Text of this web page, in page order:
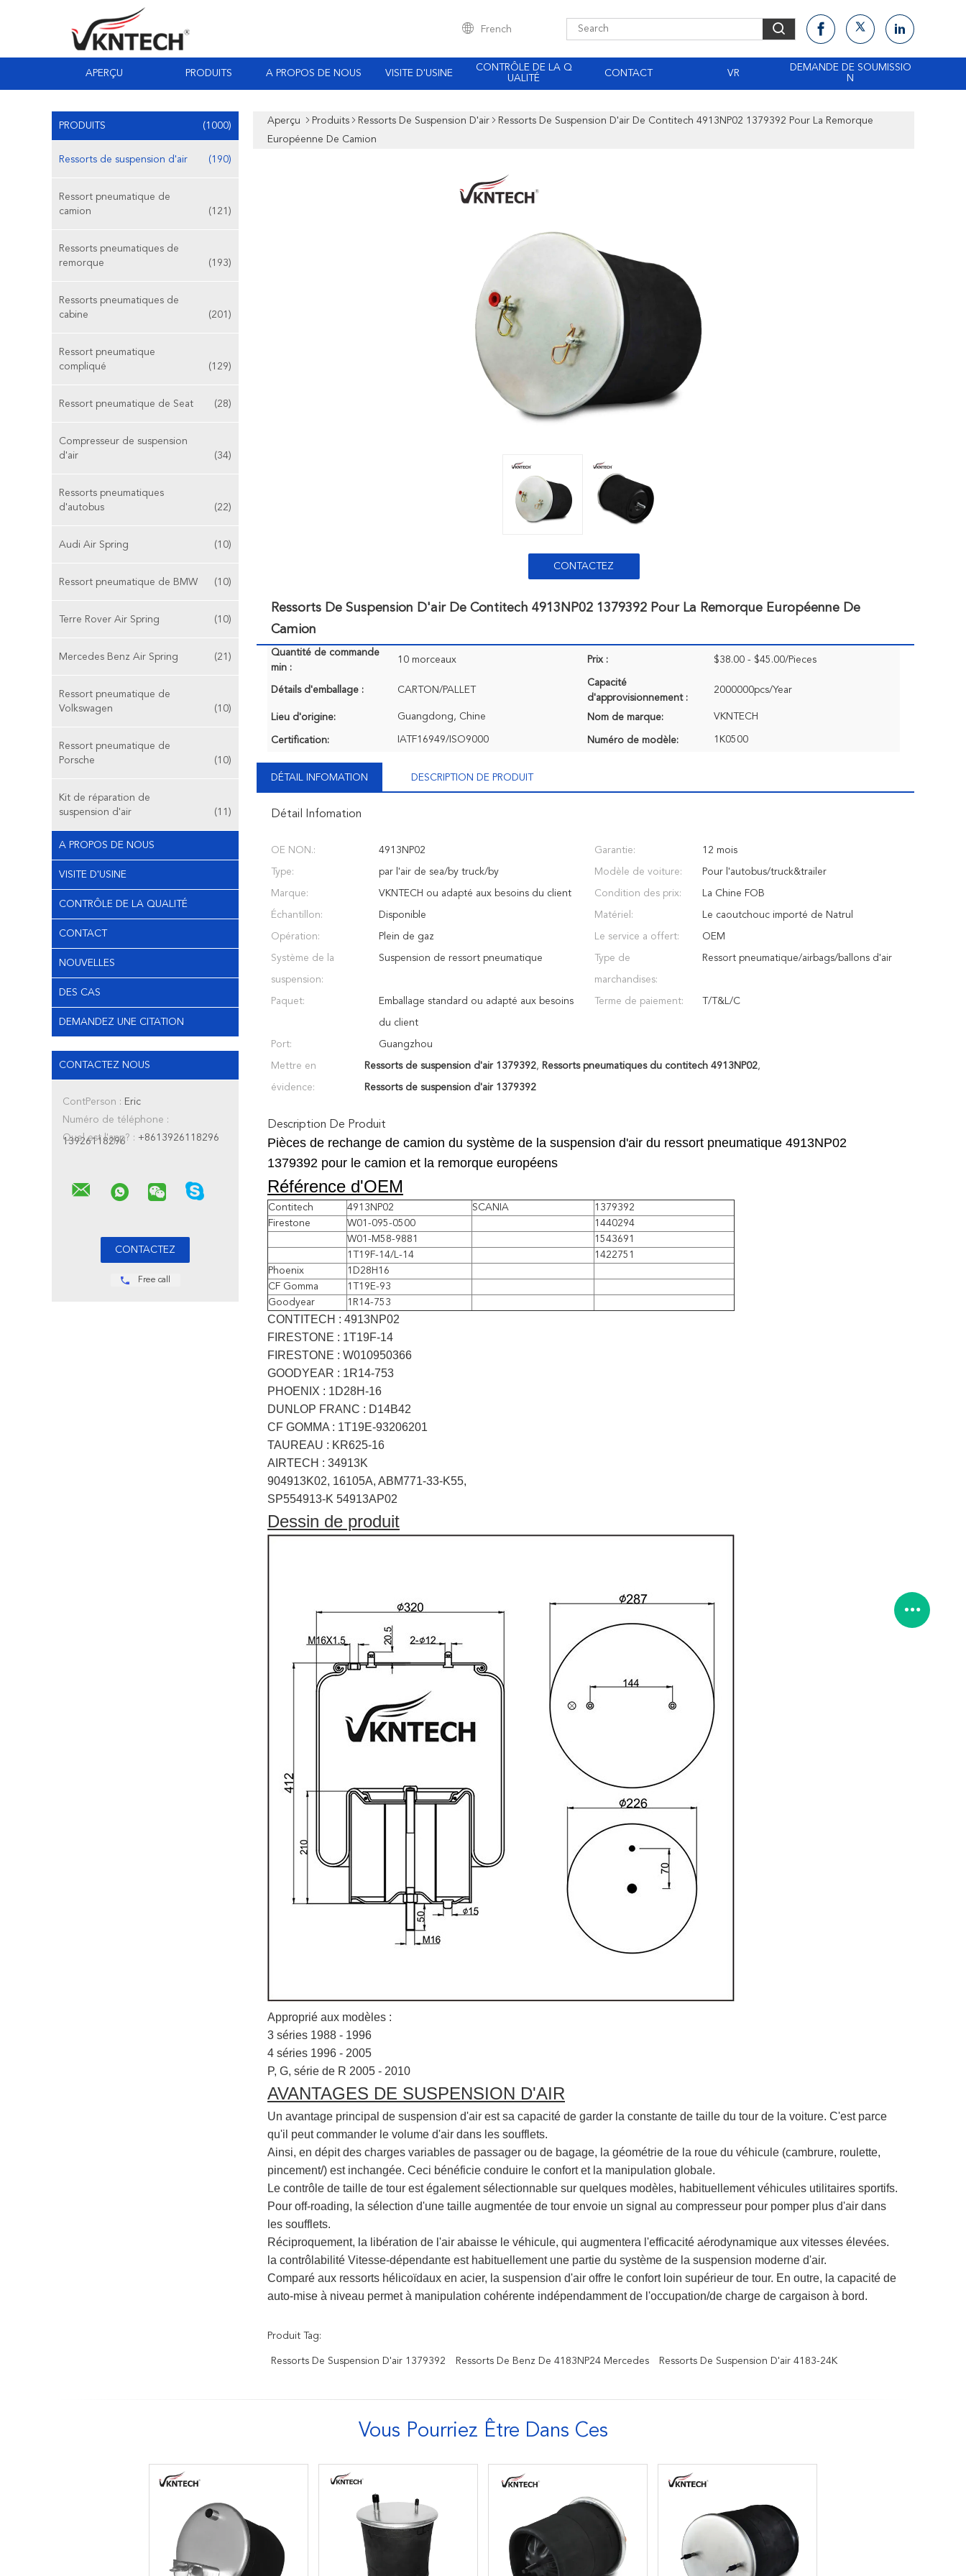
French
APERÇU PRODUITS A PROPOS DE NOUS VISITE D'USINE
CONTRÔLE DE LA Q
UALITÉ
CONTACT VR
DEMANDE DE SOUMISSIO
N
PRODUITS (1000)
Ressorts de suspension d'air (190)
Ressort pneumatique de
camion
(121)
Ressorts pneumatiques de
remorque
(193)
Ressorts pneumatiques de
cabine
(201)
Ressort pneumatique
compliqué
(129)
Ressort pneumatique de Seat (28)
Compresseur de suspension
d'air
(34)
Ressorts pneumatiques
d'autobus
(22)
Audi Air Spring (10)
Ressort pneumatique de BMW (10)
Terre Rover Air Spring (10)
Mercedes Benz Air Spring (21)
Ressort pneumatique de
Volkswagen
(10)
Ressort pneumatique de
Porsche
(10)
Kit de réparation de
suspension d'air
(11)
A PROPOS DE NOUS
VISITE D'USINE
CONTRÔLE DE LA QUALITÉ
CONTACT
NOUVELLES
DES CAS
DEMANDEZ UNE CITATION
CONTACTEZ NOUS
ContPerson : Eric
Numéro de téléphone :
13926118296
Quel est l'app? : +8613926118296
Free call
Aperçu Produits Ressorts De Suspension D'air
Ressorts De Suspension D'air De Contitech 4913NP02 1379392 Pour La Remorque
Européenne De Camion
CONTACTEZ
Ressorts De Suspension D'air De Contitech 4913NP02 1379392 Pour La Remorque Européenne De
Camion
Quantité de commande
min :
10 morceaux Prix : $38.00 - $45.00/Pieces
Détails d'emballage : CARTON/PALLET
Capacité
d'approvisionnement :
2000000pcs/Year
Lieu d'origine: Guangdong, Chine Nom de marque: VKNTECH
Certification: IATF16949/ISO9000 Numéro de modèle: 1K0500
DÉTAIL INFOMATION DESCRIPTION DE PRODUIT
Détail Infomation
OE NON.: 4913NP02 Garantie: 12 mois
Type: par l'air de sea/by truck/by Modèle de voiture: Pour l'autobus/truck&trailer
Marque: VKNTECH ou adapté aux besoins du client Condition des prix: La Chine FOB
Échantillon: Disponible Matériel: Le caoutchouc importé de Natrul
Opération: Plein de gaz Le service a offert: OEM
Système de la
suspension:
Suspension de ressort pneumatique Type de
marchandises:
Ressort pneumatique/airbags/ballons d'air
Paquet: Emballage standard ou adapté aux besoins
du client
Terme de paiement: T/T&L/C
Port: Guangzhou
Mettre en
évidence:
Ressorts de suspension d'air 1379392, Ressorts pneumatiques du contitech 4913NP02,
Ressorts de suspension d'air 1379392
Description De Produit
Pièces de rechange de camion du système de la suspension d'air du ressort pneumatique 4913NP02
1379392 pour le camion et la remorque européens
Référence d'OEM
Contitech 4913NP02 SCANIA
1379392
Firestone
W01-095-0500
1440294
W01-M58-9881
1543691
1T19F-14/L-14
1422751
Phoenix
1D28H16
CF Gomma
1T19E-93
Goodyear
1R14-753
CONTITECH : 4913NP02
FIRESTONE : 1T19F-14
FIRESTONE : W010950366
GOODYEAR : 1R14-753
PHOENIX : 1D28H-16
DUNLOP FRANC : D14B42
CF GOMMA : 1T19E-93206201
TAUREAU : KR625-16
AIRTECH : 34913K
904913K02, 16105A, ABM771-33-K55,
SP554913-K 54913AP02
Dessin de produit
Approprié aux modèles :
3 séries 1988 - 1996
4 séries 1996 - 2005
P, G, série de R 2005 - 2010
AVANTAGES DE SUSPENSION D'AIR
Un avantage principal de suspension d'air est sa capacité de garder la constante de taille du tour de la voiture. C'est parce
qu'il peut commander le volume d'air dans les soufflets.
Ainsi, en dépit des charges variables de passager ou de bagage, la géométrie de la roue du véhicule (cambrure, roulette,
pincement/) est inchangée. Ceci bénéficie conduire le confort et la manipulation globale.
Le contrôle de taille de tour est également sélectionnable sur quelques modèles, habituellement véhicules utilitaires sportifs.
Pour off-roading, la sélection d'une taille augmentée de tour envoie un signal au compresseur pour pomper plus d'air dans
les soufflets.
Réciproquement, la libération de l'air abaisse le véhicule, qui augmentera l'efficacité aérodynamique aux vitesses élevées.
la contrôlabilité Vitesse-dépendante est habituellement une partie du système de la suspension moderne d'air.
Comparé aux ressorts hélicoïdaux en acier, la suspension d'air offre le confort loin supérieur de tour. En outre, la capacité de
auto-mise à niveau permet à manipulation cohérente indépendamment de l'occupation/de charge de cargaison à bord.
Produit Tag:
Ressorts De Suspension D'air 1379392 Ressorts De Benz De 4183NP24 Mercedes Ressorts De Suspension D'air 4183-24K
Vous Pourriez Être Dans Ces